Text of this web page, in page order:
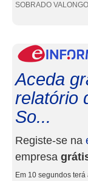
SOBRADO
Aceda
relatório
So...
Registe-se na
empresa
Em 10 segundos